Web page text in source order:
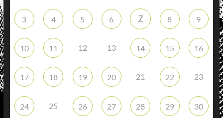
3 4 5 6 7 8 9
10 11 12 13 14 15 16
17 18 19 20 21 22 23
24 25 26 27 28 29 30